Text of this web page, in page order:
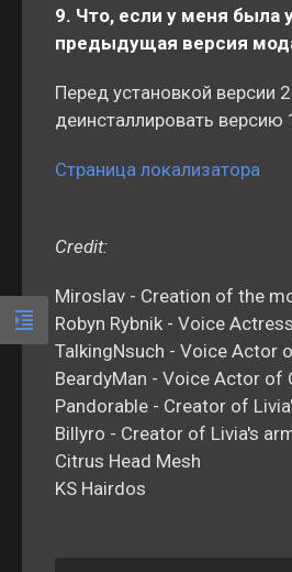
9. Что, если у меня была
предыдущая версия
Перед установкой версии
деинсталлировать версию
Страница локализатора
Credit:
Miroslav - Creation of the
Robyn Rybnik - Voice
TalkingNsuch - Voice Actor
BeardyMan - Voice Actor of
Pandorable - Creator of
Billyro - Creator of Livia's
Citrus Head Mesh
KS Hairdos